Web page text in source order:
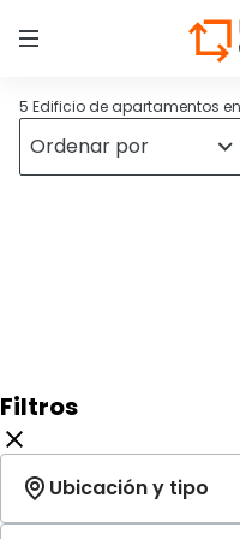
5 Edificio de apartamentos
Filtros